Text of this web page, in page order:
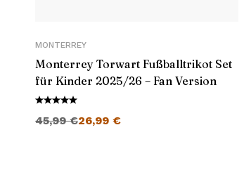
MONTERREY
Monterrey Torwart Fußballtrikot Set
für Kinder 2025/26 – Fan Version
45,99€26,99 €